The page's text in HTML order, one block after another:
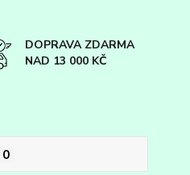
DOPRAVA ZDARMA
NAD 13 000 KČ
0